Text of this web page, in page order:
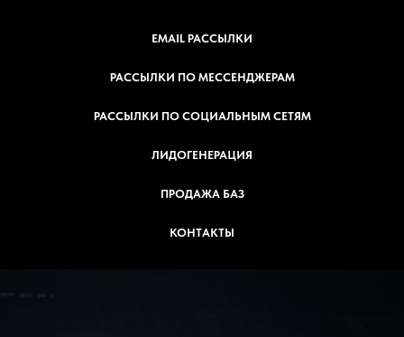
EMAIL РАССЫЛКИ
РАССЫЛКИ ПО МЕССЕНДЖЕРАМ
РАССЫЛКИ ПО СОЦИАЛЬНЫМ СЕТЯМ
ЛИДОГЕНЕРАЦИЯ
ПРОДАЖА БАЗ
КОНТАКТЫ